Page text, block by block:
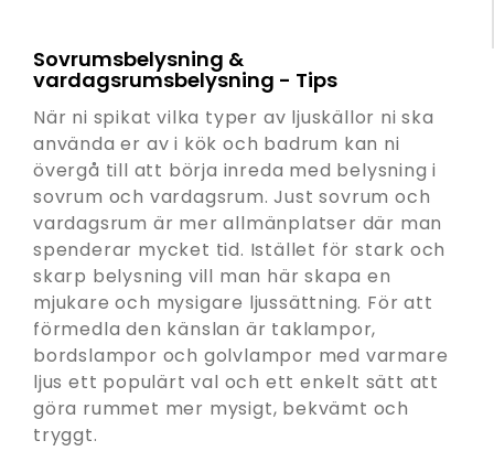
Sovrumsbelysning &
vardagsrumsbelysning - Tips
När ni spikat vilka typer av ljuskällor ni ska
använda er av i kök och badrum kan ni
övergå till att börja inreda med belysning i
sovrum och vardagsrum. Just sovrum och
vardagsrum är mer allmänplatser där man
spenderar mycket tid. Istället för stark och
skarp belysning vill man här skapa en
mjukare och mysigare ljussättning. För att
förmedla den känslan är taklampor,
bordslampor och golvlampor med varmare
ljus ett populärt val och ett enkelt sätt att
göra rummet mer mysigt, bekvämt och
tryggt.